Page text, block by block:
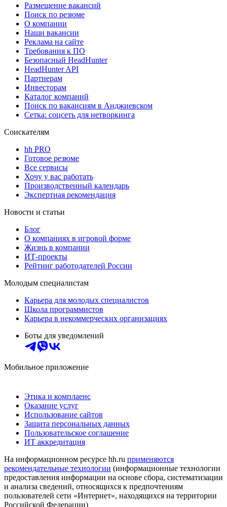
Размещение вакансий
Поиск по резюме
О компании
Наши вакансии
Реклама на сайте
Требования к ПО
Безопасный HeadHunter
HeadHunter API
Партнерам
Инвесторам
Каталог компаний
Поиск по вакансиям в Анджиевском
Сетка: соцсеть для нетворкинга
Соискателям
hh PRO
Готовое резюме
Все сервисы
Хочу у вас работать
Производственный календарь
Экспертная рекомендация
Новости и статьи
Блог
О компаниях в игровой форме
Жизнь в компании
ИТ-проекты
Рейтинг работодателей России
Молодым специалистам
Карьера для молодых специалистов
Школа программистов
Карьера в некоммерческих организациях
Боты для уведомлений
Мобильное приложение
Этика и комплаенс
Оказание услуг
Использование сайтов
Защита персональных данных
Пользовательское соглашение
ИТ аккредитация
На информационном ресурсе hh.ru применяются
рекомендательные технологии (информационные технологии
предоставления информации на основе сбора, систематизации
и анализа сведений, относящихся к предпочтениям
пользователей сети «Интернет», находящихся на территории
Российской Федерации)